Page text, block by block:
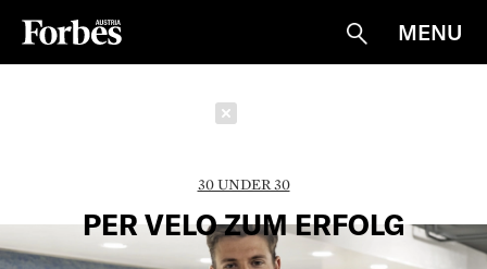
Suche
MENU
30 UNDER 30
PER VELO ZUM ERFOLG